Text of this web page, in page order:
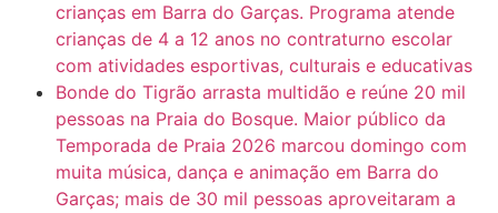
crianças em Barra do Garças. Programa atende
crianças de 4 a 12 anos no contraturno escolar
com atividades esportivas, culturais e educativas
Bonde do Tigrão arrasta multidão e reúne 20 mil
pessoas na Praia do Bosque. Maior público da
Temporada de Praia 2026 marcou domingo com
muita música, dança e animação em Barra do
Garças; mais de 30 mil pessoas aproveitaram a